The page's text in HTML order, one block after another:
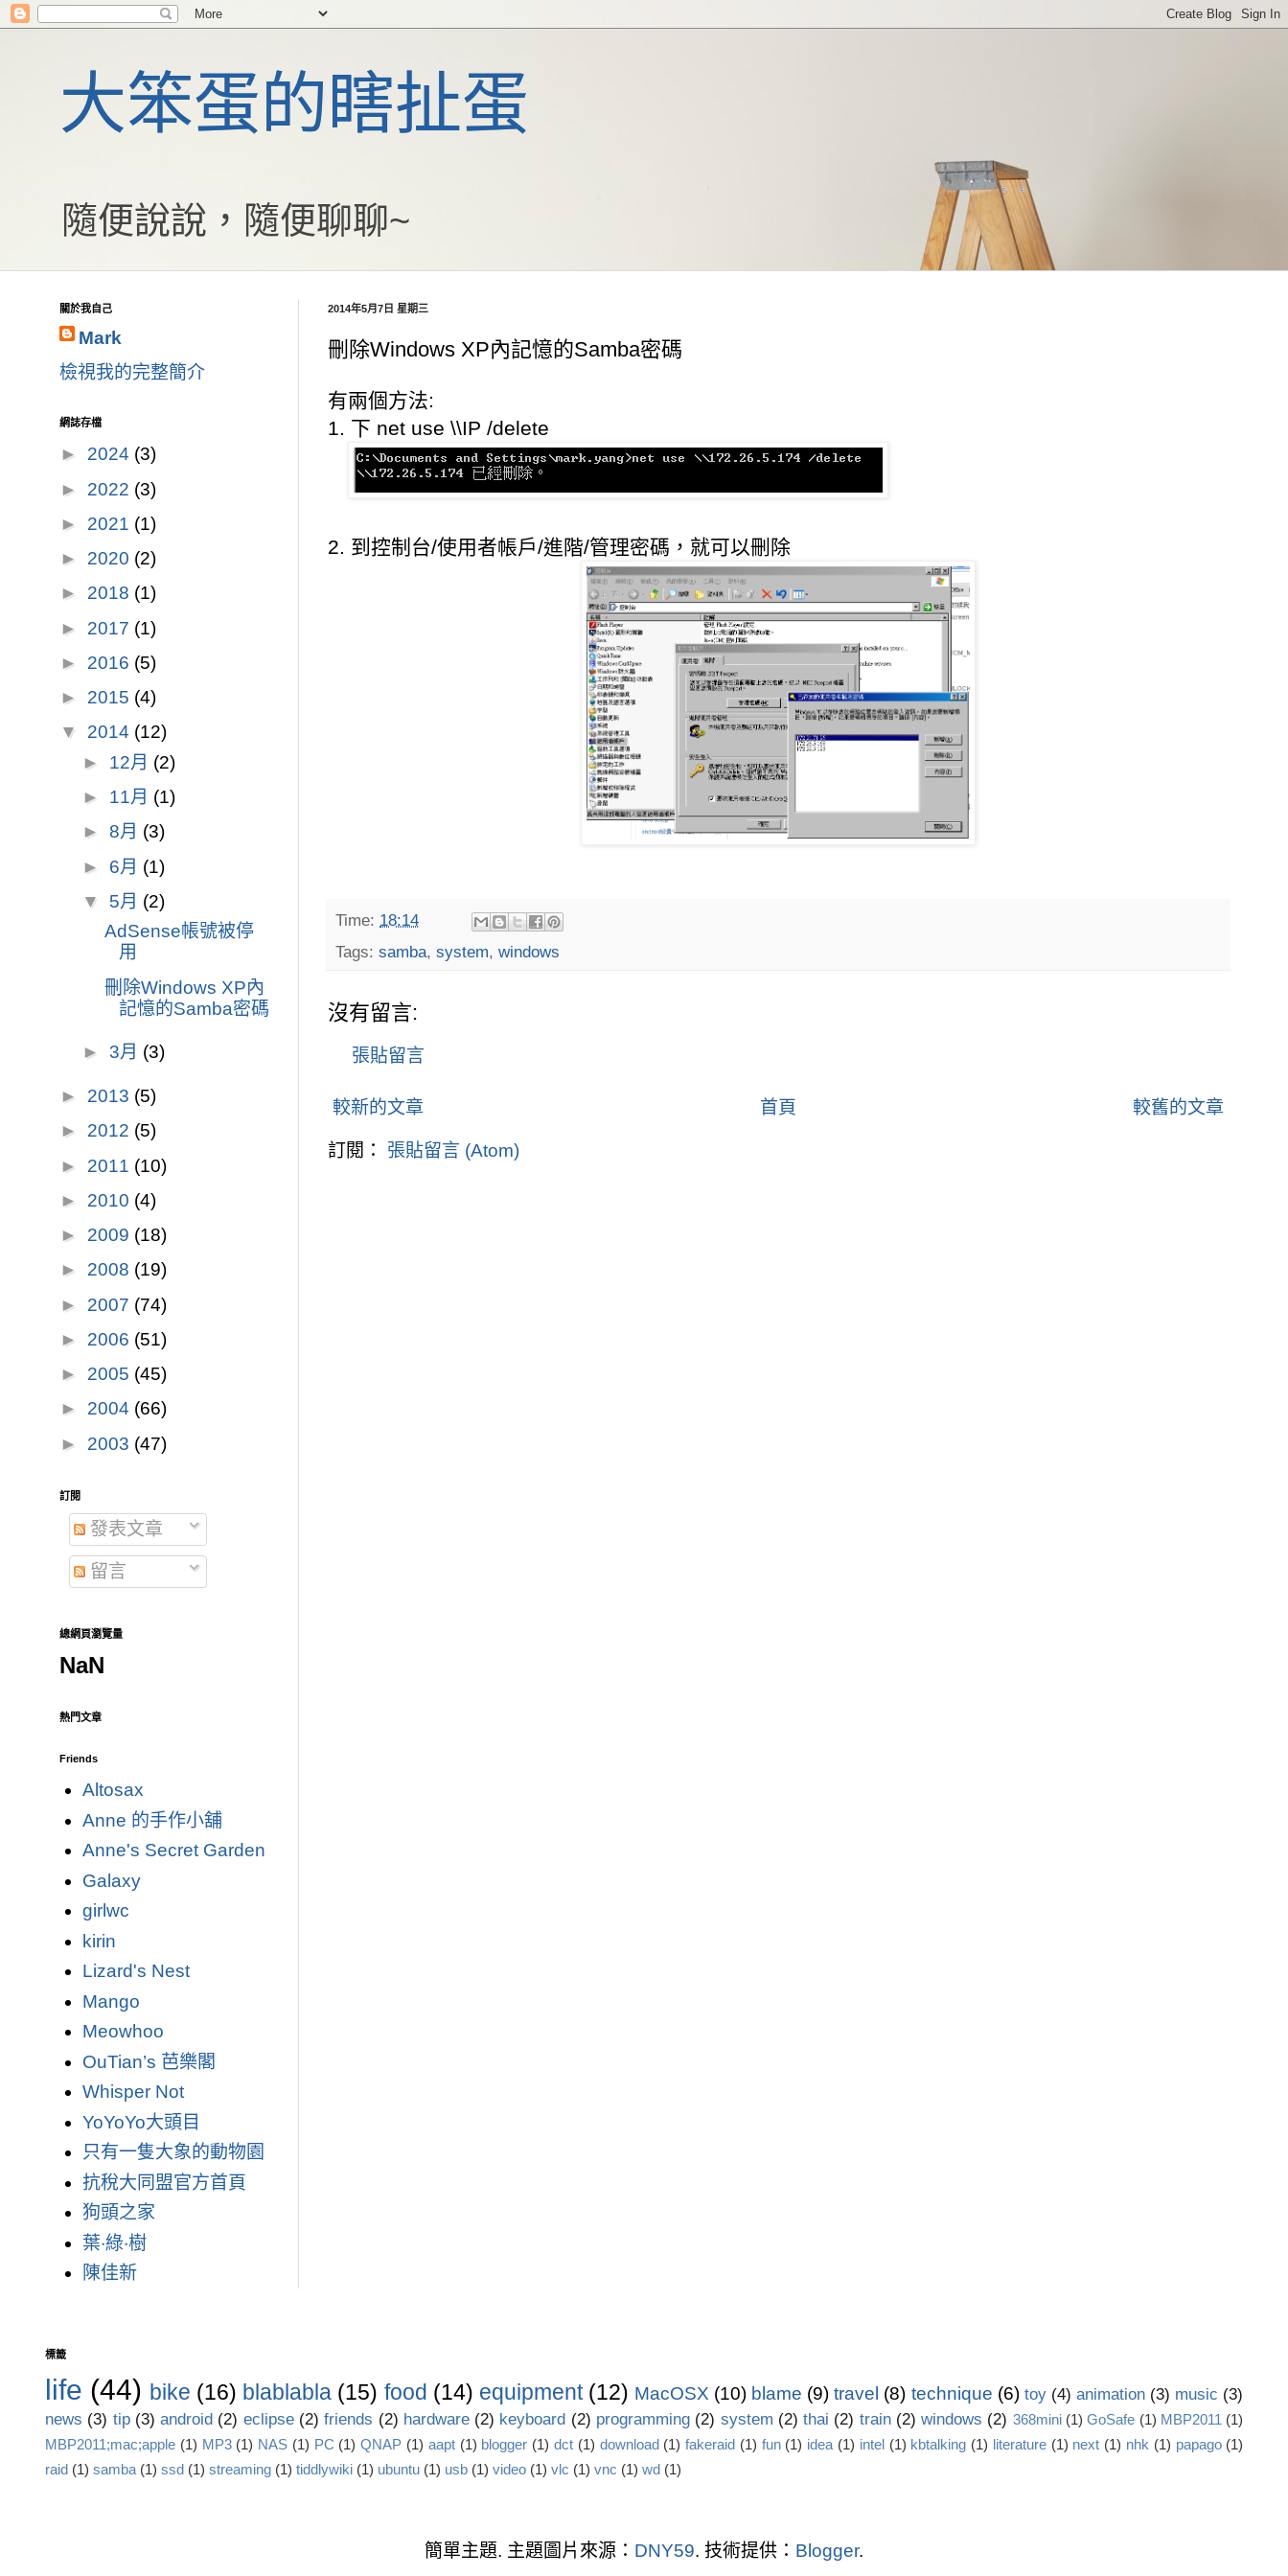
大笨蛋的瞎扯蛋
隨便說說，隨便聊聊~
2014年5月7日 星期三
刪除Windows XP內記憶的Samba密碼
有兩個方法:
1. 下 net use \\IP /delete
2. 到控制台/使用者帳戶/進階/管理密碼，就可以刪除
Time: 18:14
Tags: samba, system, windows
沒有留言:
張貼留言
較新的文章 較舊的文章
首頁
訂閱： 張貼留言 (Atom)
關於我自己
Mark
檢視我的完整簡介
網誌存檔
► 2024 (3)
► 2022 (3)
► 2021 (1)
► 2020 (2)
► 2018 (1)
► 2017 (1)
► 2016 (5)
► 2015 (4)
▼ 2014 (12)
► 12月 (2)
► 11月 (1)
► 8月 (3)
► 6月 (1)
▼ 5月 (2)
AdSense帳號被停
用
刪除Windows XP內
記憶的Samba密碼
► 3月 (3)
► 2013 (5)
► 2012 (5)
► 2011 (10)
► 2010 (4)
► 2009 (18)
► 2008 (19)
► 2007 (74)
► 2006 (51)
► 2005 (45)
► 2004 (66)
► 2003 (47)
訂閱
發表文章
留言
總網頁瀏覽量
NaN
熱門文章
Friends
Altosax
Anne 的手作小舖
Anne's Secret Garden
Galaxy
girlwc
kirin
Lizard's Nest
Mango
Meowhoo
OuTian’s 芭樂閣
Whisper Not
YoYoYo大頭目
只有一隻大象的動物園
抗稅大同盟官方首頁
狗頭之家
葉‧綠‧樹
陳佳新
標籤
life (44) bike (16) blablabla (15) food (14) equipment (12) MacOSX (10) blame (9) travel (8) technique (6) toy (4) animation (3) music (3)
news (3) tip (3) android (2) eclipse (2) friends (2) hardware (2) keyboard (2) programming (2) system (2) thai (2) train (2) windows (2) 368mini (1) GoSafe (1) MBP2011 (1)
MBP2011;mac;apple (1) MP3 (1) NAS (1) PC (1) QNAP (1) aapt (1) blogger (1) dct (1) download (1) fakeraid (1) fun (1) idea (1) intel (1) kbtalking (1) literature (1) next (1) nhk (1) papago (1)
raid (1) samba (1) ssd (1) streaming (1) tiddlywiki (1) ubuntu (1) usb (1) video (1) vlc (1) vnc (1) wd (1)
簡單主題. 主題圖片來源： DNY59. 技術提供： Blogger.